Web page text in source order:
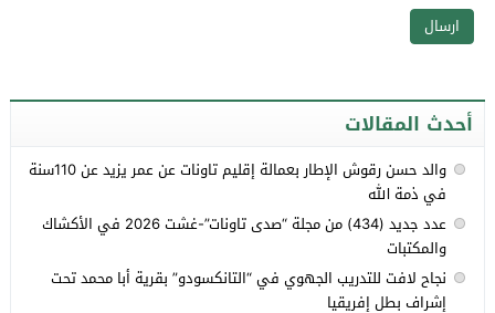
أحدث المقالات
والد حسن رقوش الإطار بعمالة إقليم تاونات عن عمر يزيد عن 110سنة
في ذمة الله
عدد جديد (434) من مجلة “صدى تاونات”-غشت 2026 في الأكشاك
والمكتبات
نجاح لافت للتدريب الجهوي في “التانكسودو” بقرية أبا محمد تحت
إشراف بطل إفريقيا